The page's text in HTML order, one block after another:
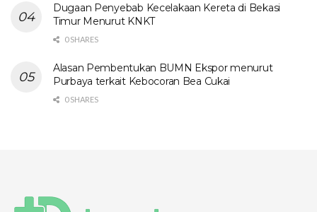
Dugaan Penyebab Kecelakaan Kereta di Bekasi
Timur Menurut KNKT
0 SHARES
Alasan Pembentukan BUMN Ekspor menurut
Purbaya terkait Kebocoran Bea Cukai
0 SHARES